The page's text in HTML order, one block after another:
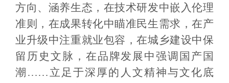
方向、涵养生态，在技术研发中嵌入伦理
准则，在成果转化中瞄准民生需求，在产
业升级中注重就业包容，在城乡建设中保
留历史文脉，在品牌发展中强调国产国
潮……立足于深厚的人文精神与文化底